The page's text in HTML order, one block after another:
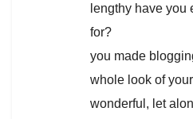
lengthy have you
for?
you made
whole look of
wonderful, let